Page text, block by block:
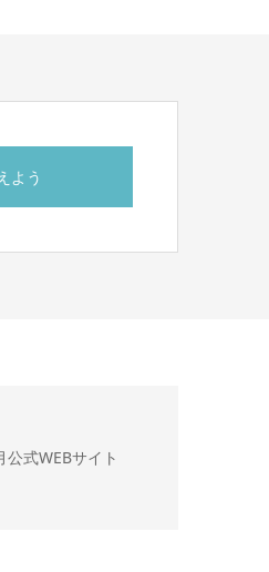
よう
公式WEBサイト